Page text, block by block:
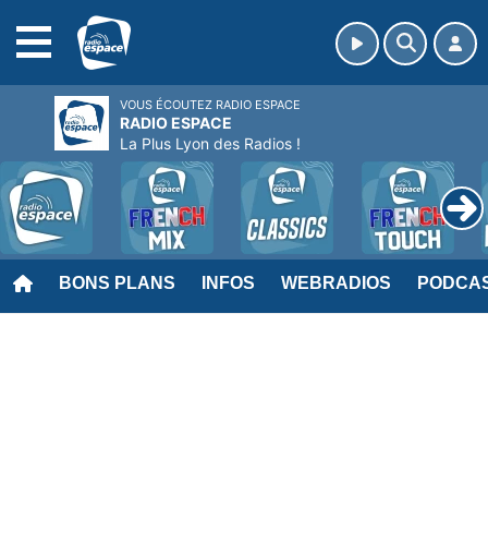
BONS PLANS INFOS WEBRADIOS
VOUS ÉCOUTEZ RADIO ESPACE
RADIO ESPACE
La Plus Lyon des Radios !